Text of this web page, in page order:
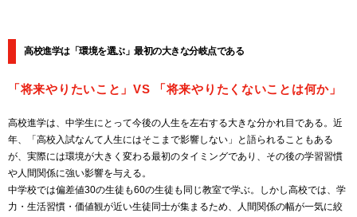
高校進学は「環境を選ぶ」最初の大きな分岐点である
「将来やりたいこと」VS 「将来やりたくないことは何か」
高校進学は、中学生にとって今後の人生を左右する大きな分かれ目である。近
年、「高校入試なんて人生にはそこまで影響しない」と語られることもある
が、実際には環境が大きく変わる最初のタイミングであり、その後の学習習慣
や人間関係に強い影響を与える。
中学校では偏差値30の生徒も60の生徒も同じ教室で学ぶ。しかし高校では、学
力・生活習慣・価値観が近い生徒同士が集まるため、人間関係の幅が一気に絞